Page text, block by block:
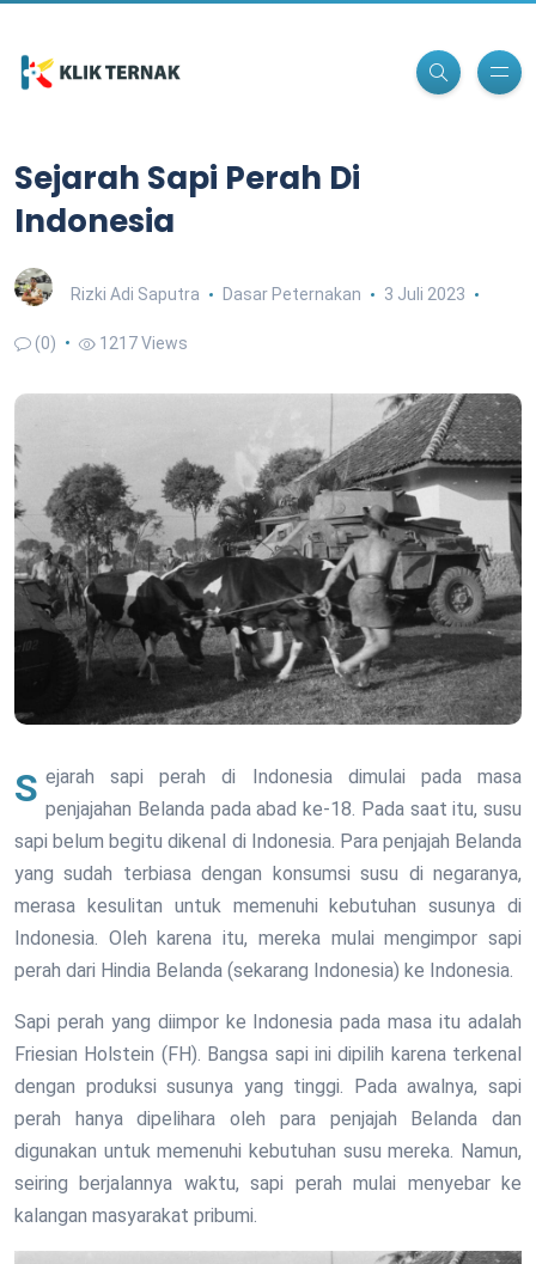
Sejarah Sapi Perah Di
Indonesia
Rizki Adi Saputra Dasar Peternakan 3 Juli 2023
(0) 1217 Views
Sejarah sapi perah di Indonesia dimulai pada masa penjajahan Belanda pada abad ke-18. Pada saat itu, susu
sapi belum begitu dikenal di Indonesia. Para penjajah Belanda
yang sudah terbiasa dengan konsumsi susu di negaranya,
merasa kesulitan untuk memenuhi kebutuhan susunya di
Indonesia. Oleh karena itu, mereka mulai mengimpor sapi
perah dari Hindia Belanda (sekarang Indonesia) ke Indonesia.
Sapi perah yang diimpor ke Indonesia pada masa itu adalah
Friesian Holstein (FH). Bangsa sapi ini dipilih karena terkenal
dengan produksi susunya yang tinggi. Pada awalnya, sapi
perah hanya dipelihara oleh para penjajah Belanda dan
digunakan untuk memenuhi kebutuhan susu mereka. Namun,
seiring berjalannya waktu, sapi perah mulai menyebar ke
kalangan masyarakat pribumi.